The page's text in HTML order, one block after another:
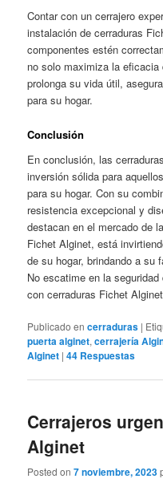
Contar con un cerrajero
instalación de cerraduras
componentes estén
no solo maximiza la
prolonga su vida útil,
para su hogar.
Conclusión
En conclusión, las
inversión sólida para
para su hogar. Con su
resistencia excepcional y
destacan en el mercado de
Fichet Alginet, está
de su hogar, brindando a su
No escatime en la
con cerraduras Fichet
Publicado en cerraduras |
puerta alginet,cerrajería
Alginet |44 Respuestas
Cerrajeros
Alginet
Posted on7 noviembre, 2023